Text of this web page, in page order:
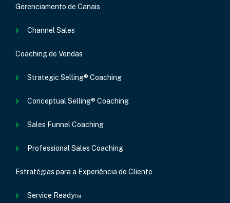
Gerenciamento de Canais
Channel Sales
Coaching de Vendas
Strategic Selling® Coaching
Conceptual Selling® Coaching
Sales Funnel Coaching
Professional Sales Coaching
Estratégias para a Experiência do Cliente
Service Ready™